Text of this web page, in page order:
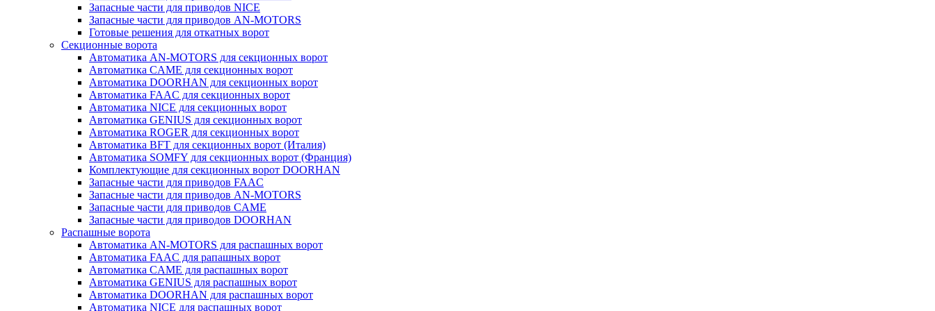
Запасные части для приводов NICE
Запасные части для приводов AN-MOTORS
Готовые решения для откатных ворот
Секционные ворота
Автоматика AN-MOTORS для секционных ворот
Автоматика CAME для секционных ворот
Автоматика DOORHAN для секционных ворот
Автоматика FAAC для секционных ворот
Автоматика NICE для секционных ворот
Автоматика GENIUS для секционных ворот
Автоматика ROGER для секционных ворот
Автоматика BFT для секционных ворот (Италия)
Автоматика SOMFY для секционных ворот (Франция)
Комплектующие для секционных ворот DOORHAN
Запасные части для приводов FAAC
Запасные части для приводов AN-MOTORS
Запасные части для приводов CAME
Запасные части для приводов DOORHAN
Распашные ворота
Автоматика AN-MOTORS для распашных ворот
Автоматика FAAC для рапашных ворот
Автоматика CAME для раcпашных ворот
Автоматика GENIUS для раcпашных ворот
Автоматика DOORHAN для раcпашных ворот
Автоматика NICE для раcпашных ворот